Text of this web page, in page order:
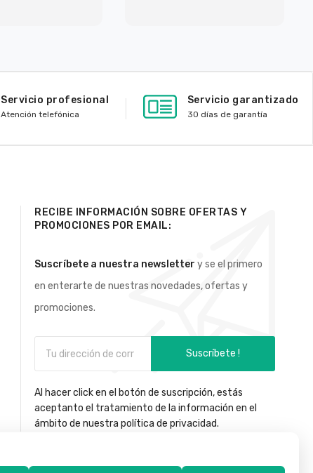
Servicio profesional
Atención telefónica
Servicio garantizado
30 días de garantía
RECIBE INFORMACIÓN SOBRE OFERTAS Y
PROMOCIONES POR EMAIL:
Suscríbete a nuestra newsletter y se el primero
en enterarte de nuestras novedades, ofertas y
promociones.
Suscríbete !
Al hacer click en el botón de suscripción, estás
aceptanto el tratamiento de la información en el
ámbito de nuestra política de privacidad.